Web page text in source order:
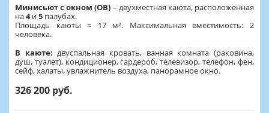
Минисьют с окном (OB) – двухместная каюта, расположенная
на4и5 палубах.
Площадь каюты ≈ 17 м². Максимальная вместимость: 2
человека.
В каюте: двуспальная кровать, ванная комната (раковина,
душ, туалет), кондиционер, гардероб, телевизор, телефон, фен,
сейф, халаты, увлажнитель воздуха, панорамное окно.
326 200 руб.